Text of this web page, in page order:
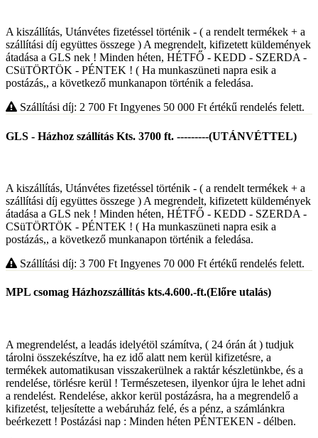
A kiszállítás, Utánvétes fizetéssel történik - ( a rendelt termékek + a
szállítási díj együttes összege ) A megrendelt, kifizetett küldemények
átadása a GLS nek ! Minden héten, HÉTFŐ - KEDD - SZERDA -
CSüTÖRTÖK - PÉNTEK ! ( Ha munkaszüneti napra esik a
postázás,, a következő munkanapon történik a feledása.
Szállítási díj: 2 700 Ft Ingyenes 50 000 Ftértékű rendelés felett.
GLS - Házhoz szállítás Kts. 3700 ft. ---------(UTÁNVÉTTEL)
A kiszállítás, Utánvétes fizetéssel történik - ( a rendelt termékek + a
szállítási díj együttes összege ) A megrendelt, kifizetett küldemények
átadása a GLS nek ! Minden héten, HÉTFŐ - KEDD - SZERDA -
CSüTÖRTÖK - PÉNTEK ! ( Ha munkaszüneti napra esik a
postázás,, a következő munkanapon történik a feledása.
Szállítási díj: 3 700 Ft Ingyenes 70 000 Ft értékű rendelés felett.
MPL csomag Házhozszállítás kts.4.600.-ft.(Előre utalás)
A megrendelést, a leadás idelyétöl számítva, ( 24 órán át ) tudjuk
tárolni összekészítve, ha ez idő alatt nem kerül kifizetésre, a
termékek automatikusan visszakerülnek a raktár készletünkbe, és a
rendelése, törlésre kerül ! Természetesen, ilyenkor újra le lehet adni
a rendelést. Rendelése, akkor kerül postázásra, ha a megrendelő a
kifizetést, teljesítette a webáruház felé, és a pénz, a számlánkra
beérkezett ! Postázási nap : Minden héten PÉNTEKEN - délben.